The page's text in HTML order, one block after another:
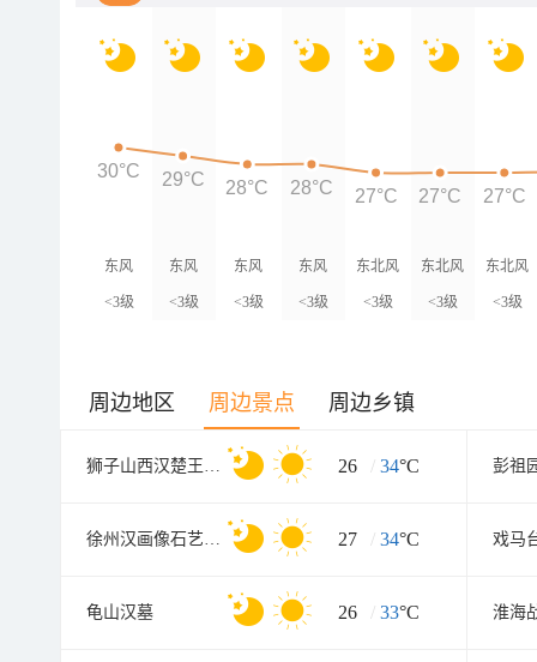
东风
<3级
东风
<3级
东风
<3级
东风
<3级
东北风
<3级
东北风
<3级
东北风
<3级
30°C 29°C 28°C 28°C 27°C 27°C 27°C
周边地区 周边景点 周边乡镇
狮子山西汉楚王墓(陪葬兵马俑坑 26 / 34°C 彭祖
徐州汉画像石艺术馆北馆 27 / 34°C 戏马
龟山汉墓 26 / 33°C